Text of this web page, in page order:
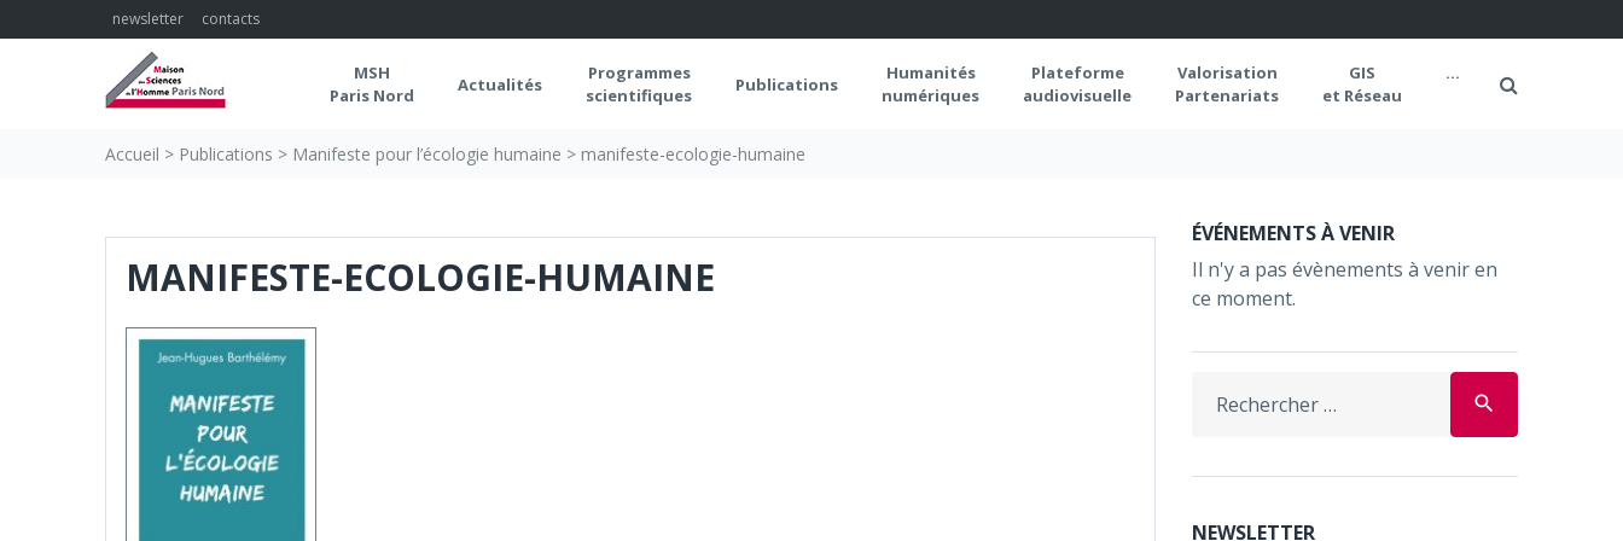
to
newsletter contacts
MSH
Paris Nord
Actualités
Programmes
scientifiques
Publications
Humanités
numériques
Plateforme
audiovisuelle
Valorisation
Partenariats
GIS
et Réseau
...
Accueil > Publications > Manifeste pour l’écologie humaine > manifeste-ecologie-humaine
MANIFESTE-ECOLOGIE-HUMAINE
ÉVÉNEMENTS À VENIR
Il n'y a pas évènements à venir en
ce moment.
for:
search
NEWSLETTER